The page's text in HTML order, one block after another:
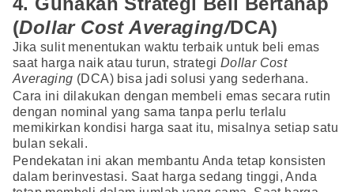
(Dollar Cost Averaging/DCA)
Jika sulit menentukan waktu terbaik untuk beli emas
saat harga naik atau turun, strategi Dollar Cost
Averaging (DCA) bisa jadi solusi yang sederhana.
Cara ini dilakukan dengan membeli emas secara rutin
dengan nominal yang sama tanpa perlu terlalu
memikirkan kondisi harga saat itu, misalnya setiap satu
bulan sekali.
Pendekatan ini akan membantu Anda tetap konsisten
dalam berinvestasi. Saat harga sedang tinggi, Anda